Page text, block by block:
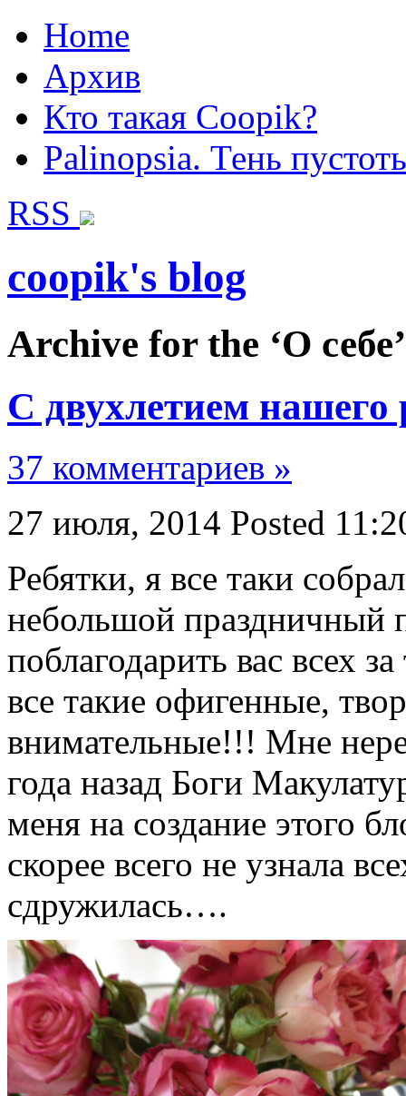
Home
Архив
Кто такая Coopik?
Palinopsia. Тень
RSS
coopik's blog
Archive for the ‘О
С двухлетием нашего
37 комментариев »
27 июля, 2014 Posted
Ребятки, я все таки
небольшой праздничный
поблагодарить вас всех
все такие офигенные,
внимательные!!! Мне
года назад Боги
меня на создание этого
скорее всего не узнала
сдружилась….